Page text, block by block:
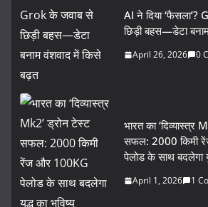
AI ने दिया
छिड़ी बहस—डेटा
April 26, 2026 0
भारत का ‘दिव्यास्त्र
सफल: 2000 किमी
पेलोड के साथ बदलेगा
April 1, 2026 1